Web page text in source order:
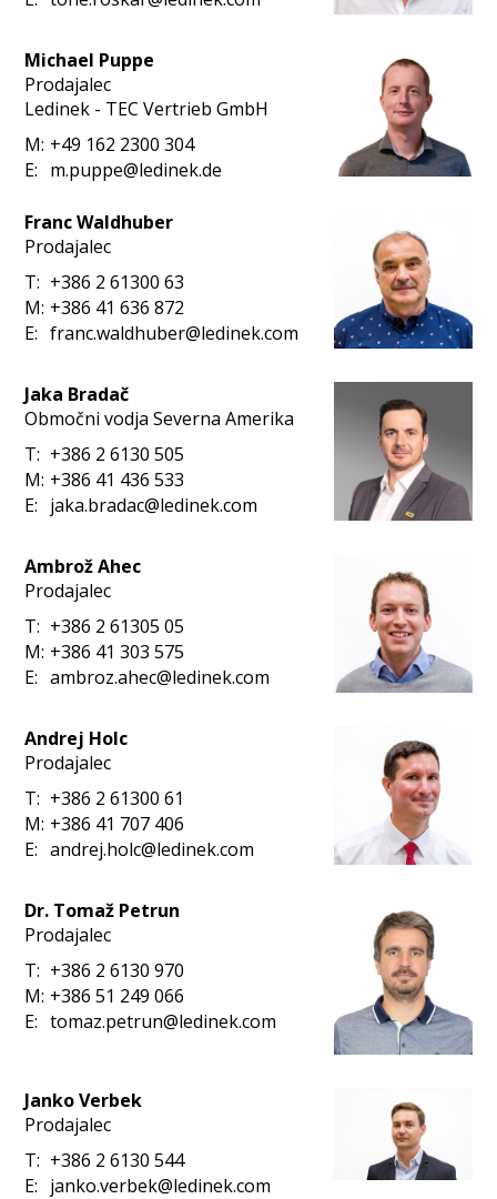
Michael Puppe
Prodajalec
Ledinek - TEC Vertrieb GmbH
M: +49 162 2300 304
E: m.puppe@ledinek.de
Franc Waldhuber
Prodajalec
T: +386 2 61300 63
M: +386 41 636 872
E: franc.waldhuber@ledinek.com
Jaka Bradač
Območni vodja Severna Amerika
T: +386 2 6130 505
M: +386 41 436 533
E: jaka.bradac@ledinek.com
Ambrož Ahec
Prodajalec
T: +386 2 61305 05
M: +386 41 303 575
E: ambroz.ahec@ledinek.com
Andrej Holc
Prodajalec
T: +386 2 61300 61
M: +386 41 707 406
E: andrej.holc@ledinek.com
Dr. Tomaž Petrun
Prodajalec
T: +386 2 6130 970
M: +386 51 249 066
E: tomaz.petrun@ledinek.com
Janko Verbek
Prodajalec
T: +386 2 6130 544
E: janko.verbek@ledinek.com